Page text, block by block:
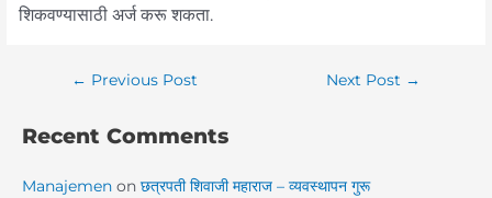
शिकवण्यासाठी अर्ज करू शकता.
← Previous Post Next Post →
Recent Comments
Manajemenon छत्रपती शिवाजी महाराज – व्यवस्थापन गुरू